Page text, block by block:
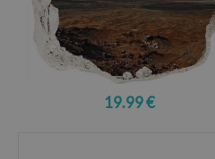
19.99 €